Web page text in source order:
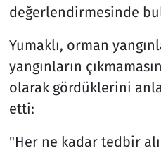
değerlendirmesinde
Yumaklı, orman
yangınların
olarak gördüklerini
etti:
"Her ne kadar tedbir